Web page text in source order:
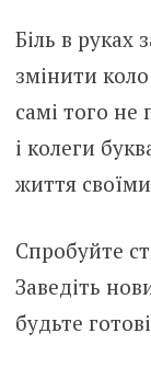
Біль в руках
змінити
самі того не
і колеги
життя
Спробуйте
Заведіть
будьте